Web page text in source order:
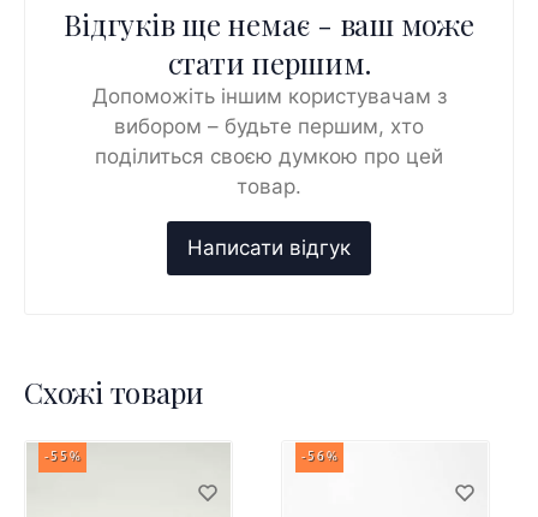
Відгуків ще немає - ваш може
стати першим.
Допоможіть іншим користувачам з
вибором – будьте першим, хто
поділиться своєю думкою про цей
товар.
Схожі товари
-55% -56%